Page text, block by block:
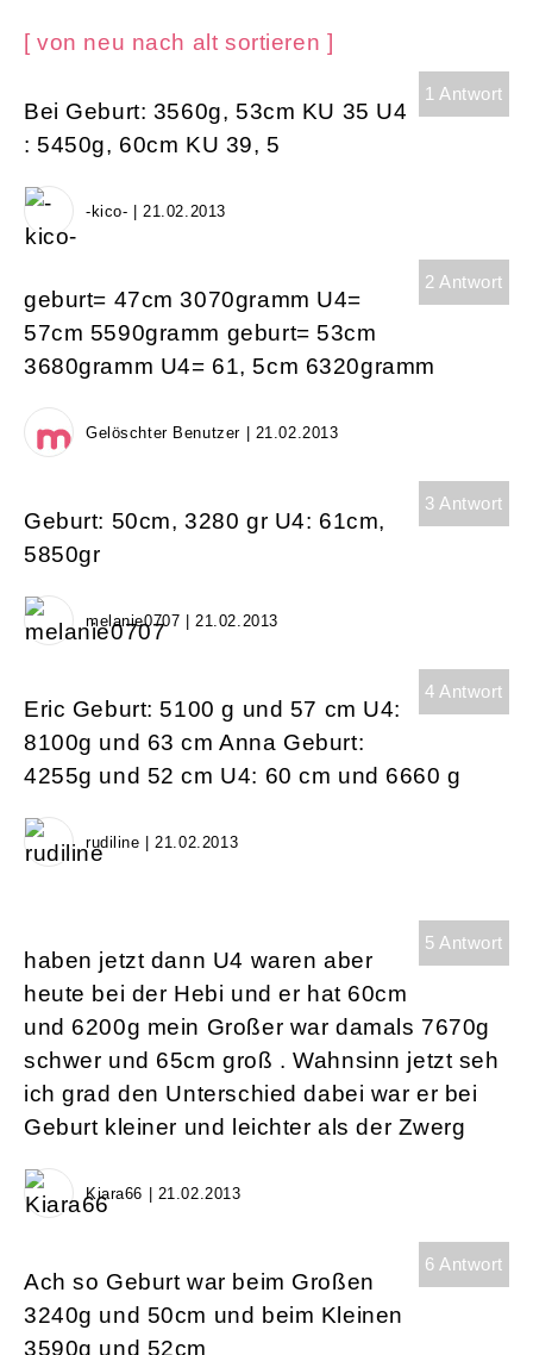
[ von neu nach alt sortieren ]
1 Antwort
Bei Geburt: 3560g, 53cm KU 35 U4
: 5450g, 60cm KU 39, 5
-kico- | 21.02.2013
2 Antwort
geburt= 47cm 3070gramm U4=
57cm 5590gramm geburt= 53cm
3680gramm U4= 61, 5cm 6320gramm
Gelöschter Benutzer | 21.02.2013
3 Antwort
Geburt: 50cm, 3280 gr U4: 61cm,
5850gr
melanie0707 | 21.02.2013
4 Antwort
Eric Geburt: 5100 g und 57 cm U4:
8100g und 63 cm Anna Geburt:
4255g und 52 cm U4: 60 cm und 6660 g
rudiline | 21.02.2013
5 Antwort
haben jetzt dann U4 waren aber
heute bei der Hebi und er hat 60cm
und 6200g mein Großer war damals 7670g
schwer und 65cm groß . Wahnsinn jetzt seh
ich grad den Unterschied dabei war er bei
Geburt kleiner und leichter als der Zwerg
Kiara66 | 21.02.2013
6 Antwort
Ach so Geburt war beim Großen
3240g und 50cm und beim Kleinen
3590g und 52cm